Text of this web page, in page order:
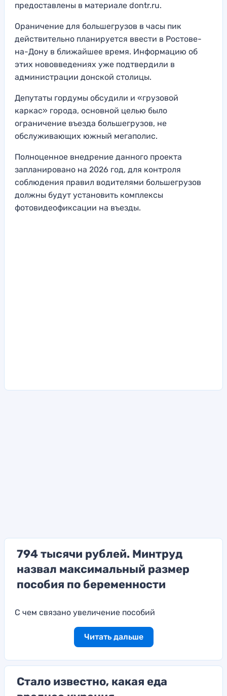
предоставлены в материале dontr.ru.
Ораничение для большегрузов в часы пик
действительно планируется ввести в Ростове-
на-Дону в ближайшее время. Информацию об
этих нововведениях уже подтвердили в
администрации донской столицы.
Депутаты гордумы обсудили и «грузовой
каркас» города, основной целью было
ограничение въезда большегрузов, не
обслуживающих южный мегаполис.
Полноценное внедрение данного проекта
запланировано на 2026 год, для контроля
соблюдения правил водителями большегрузов
должны будут установить комплексы
фотовидеофиксации на въезды.
794 тысячи рублей. Минтруд
назвал максимальный размер
пособия по беременности
С чем связано увеличение пособий
Читать дальше
Стало известно, какая еда